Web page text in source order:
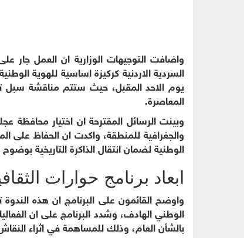
واضافت التوجيهات الوزارية ان العمل جار
السردية الاردنية كركيزة اساسية للهوية
يوم الاحد المقبل، حيث ستتم مناقشة سبل
المعاصرة.
وبينت الرسائل المقترحة ان اختيار
والجغرافية للمنطقة، واكدت ان الحفاظ على
الوطنية لضمان انتقال الذاكرة التاريخية بوضوح
ابعاد برنامج حوارات
واوضح القائمون على البرنامج ان هذه
الوطني الهادف، وشدد البرنامج على ان
بالشأن العام، وذلك للمساهمة في اثراء